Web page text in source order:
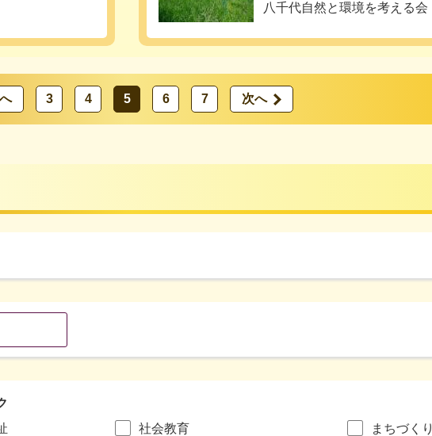
八千代自然と環境を考える会
3 4 5 6 7 次へ
社会教育 まちづくり